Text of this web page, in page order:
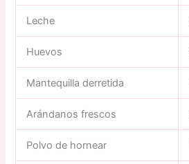
Leche
Huevos
Mantequilla derretida
Arándanos frescos
Polvo de hornear